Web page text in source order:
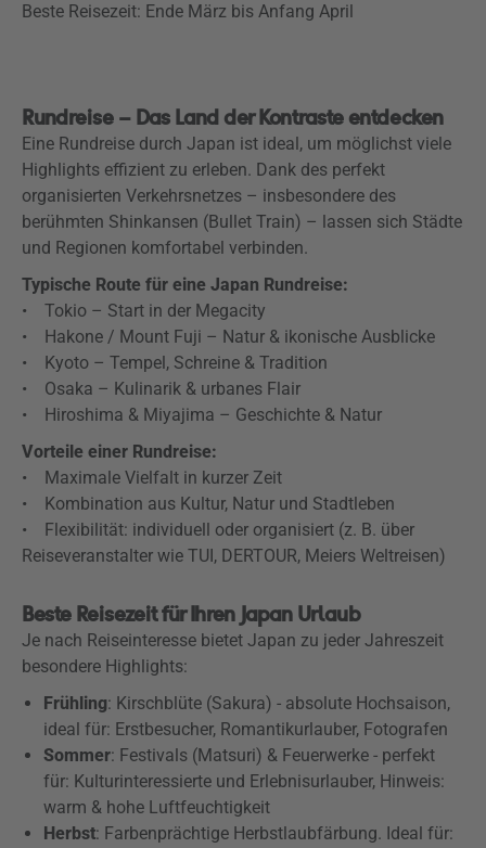
Beste Reisezeit: Ende März bis Anfang April
Rundreise – Das Land der Kontraste entdecken
Eine Rundreise durch Japan ist ideal, um möglichst viele
Highlights effizient zu erleben. Dank des perfekt
organisierten Verkehrsnetzes – insbesondere des
berühmten Shinkansen (Bullet Train) – lassen sich Städte
und Regionen komfortabel verbinden.
Typische Route für eine Japan Rundreise:
• Tokio – Start in der Megacity
• Hakone / Mount Fuji – Natur & ikonische Ausblicke
• Kyoto – Tempel, Schreine & Tradition
• Osaka – Kulinarik & urbanes Flair
• Hiroshima & Miyajima – Geschichte & Natur
Vorteile einer Rundreise:
• Maximale Vielfalt in kurzer Zeit
• Kombination aus Kultur, Natur und Stadtleben
• Flexibilität: individuell oder organisiert (z. B. über
Reiseveranstalter wie TUI, DERTOUR, Meiers Weltreisen)
Beste Reisezeit für Ihren Japan Urlaub
Je nach Reiseinteresse bietet Japan zu jeder Jahreszeit
besondere Highlights:
Frühling: Kirschblüte (Sakura) - absolute Hochsaison,
ideal für: Erstbesucher, Romantikurlauber, Fotografen
Sommer: Festivals (Matsuri) & Feuerwerke - perfekt
für: Kulturinteressierte und Erlebnisurlauber, Hinweis:
warm & hohe Luftfeuchtigkeit
Herbst: Farbenprächtige Herbstlaubfärbung. Ideal für: